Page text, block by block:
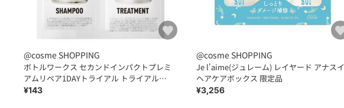
@cosme SHOPPING
ボトルワークス セカンドインパクトプレミ
アムリペア1DAYトライアル トライアル
(12mL、12mL)
¥143
@cosme SHOPPING
Je l'aime(ジュレーム) レイヤード アナスイ
ヘアケアボックス 限定品
¥3,256